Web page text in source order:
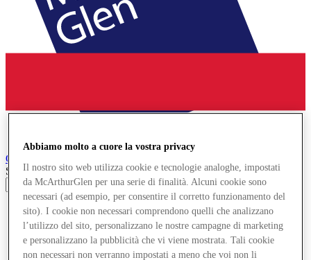
Cheshire Oaks
Search input
Negozi
Offerte
Pianifica la tua visita
Cosa c'è in programma
Abbiamo molto a cuore la vostra privacy
Il nostro sito web utilizza cookie e tecnologie analoghe, impostati
da McArthurGlen per una serie di finalità. Alcuni cookie sono
necessari (ad esempio, per consentire il corretto funzionamento del
sito). I cookie non necessari comprendono quelli che analizzano
l’utilizzo del sito, personalizzano le nostre campagne di marketing
e personalizzano la pubblicità che vi viene mostrata. Tali cookie
non necessari non verranno impostati a meno che voi non li